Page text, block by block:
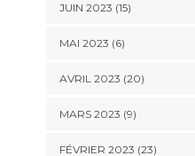
JUIN 2023 (15)
MAI 2023 (6)
AVRIL 2023 (20)
MARS 2023 (9)
FÉVRIER 2023 (23)